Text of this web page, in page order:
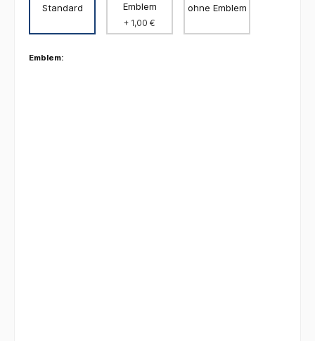
Standard
Emblem
+ 1,00 €
ohne Emblem
Emblem: